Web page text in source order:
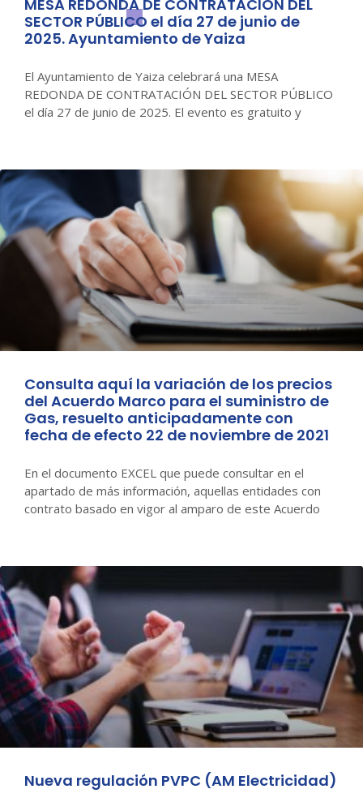
MESA REDONDA DE CONTRATACIÓN DEL
SECTOR PÚBLICO el día 27 de junio de
2025. Ayuntamiento de Yaiza
El Ayuntamiento de Yaiza celebrará una MESA
REDONDA DE CONTRATACIÓN DEL SECTOR PÚBLICO
el día 27 de junio de 2025. El evento es gratuito y
Consulta aquí la variación de los precios
del Acuerdo Marco para el suministro de
Gas, resuelto anticipadamente con
fecha de efecto 22 de noviembre de 2021
En el documento EXCEL que puede consultar en el
apartado de más información, aquellas entidades con
contrato basado en vigor al amparo de este Acuerdo
Nueva regulación PVPC (AM Electricidad)